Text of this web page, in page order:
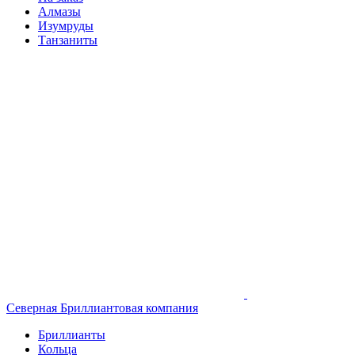
Алмазы
Изумруды
Танзаниты
Северная Бриллиантовая компания
Бриллианты
Кольца